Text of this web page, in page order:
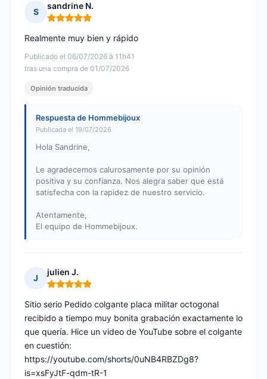
S
sandrine N.
Nota: 5 de 5
Publicado el 06/07/2026 à 11h41
tras una compra de 01/07/2026
Realmente muy bien y rápido
Opinión traducida
Respuesta de Hommebijoux
Publicada el 19/07/2026
Hola Sandrine,
Le agradecemos calurosamente por su opinión
positiva y su confianza. Nos alegra saber que está
satisfecha con la rapidez de nuestro servicio.
Atentamente,
El equipo de Hommebijoux.
J
julien J.
Nota: 5 de 5
Sitio serio Pedido colgante placa militar octogonal
recibido a tiempo muy bonita grabación exactamente lo
que quería. Hice un video de YouTube sobre el colgante
en cuestión:
https://youtube.com/shorts/0uNB4RBZDg8?
is=xsFyJtF-qdm-tR-1